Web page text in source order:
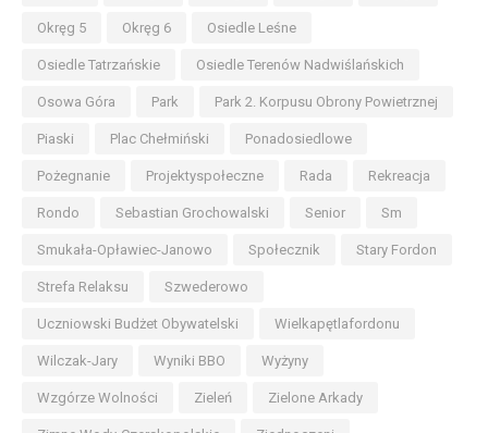
Okręg 5 Okręg 6 Osiedle Leśne
Osiedle Tatrzańskie Osiedle Terenów Nadwiślańskich
Osowa Góra Park Park 2. Korpusu Obrony Powietrznej
Piaski Plac Chełmiński Ponadosiedlowe
Pożegnanie Projektyspołeczne Rada Rekreacja
Rondo Sebastian Grochowalski Senior Sm
Smukała-Opławiec-Janowo Społecznik Stary Fordon
Strefa Relaksu Szwederowo
Uczniowski Budżet Obywatelski Wielkapętlafordonu
Wilczak-Jary Wyniki BBO Wyżyny
Wzgórze Wolności Zieleń Zielone Arkady